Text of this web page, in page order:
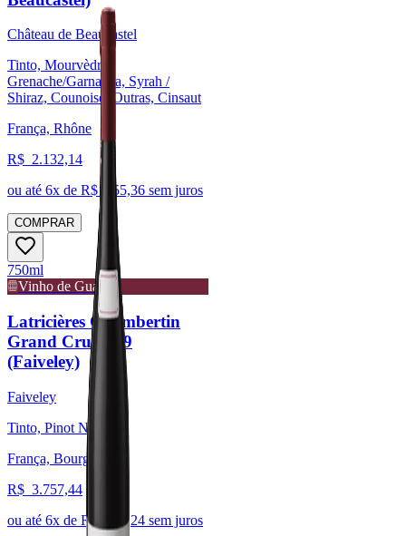
Château de Beaucastel
Tinto, Mourvèdre,
Grenache/Garnacha, Syrah /
Shiraz, Counoise, Outras, Cinsaut
França, Rhône
R$ 2.132,14
ou até 6x de R$ 355,36 sem juros
COMPRAR
750ml
Vinho de Guarda
Latricières Chambertin
Grand Cru 2019
(Faiveley)
Faiveley
Tinto, Pinot Noir
França, Bourgogne
R$ 3.757,44
ou até 6x de R$ 626,24 sem juros